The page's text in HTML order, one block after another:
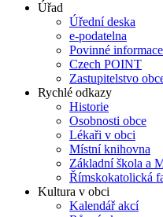
Úřad
Úřední deska
e-podatelna
Povinné informace
Czech POINT
Zastupitelstvo
Rychlé odkazy
Historie
Osobnosti obce
Lékaři v obci
Místní knihovna
Základní škola a
Římskokatolická
Kultura v obci
Kalendář akcí